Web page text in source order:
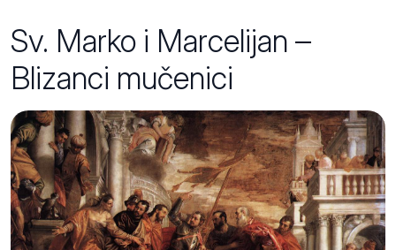
Sv. Marko i Marcelijan –
Blizanci mučenici